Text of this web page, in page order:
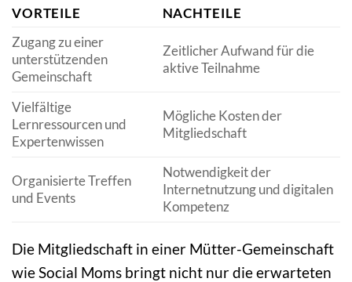
VORTEILE
NACHTEILE
Zugang zu einer
unterstützenden
Gemeinschaft
Zeitlicher Aufwand für die
aktive Teilnahme
Vielfältige
Lernressourcen und
Expertenwissen
Mögliche Kosten der
Mitgliedschaft
Organisierte Treffen
und Events
Notwendigkeit der
Internetnutzung und digitalen
Kompetenz
Die Mitgliedschaft in einer Mütter-Gemeinschaft
wie Social Moms bringt nicht nur die erwarteten